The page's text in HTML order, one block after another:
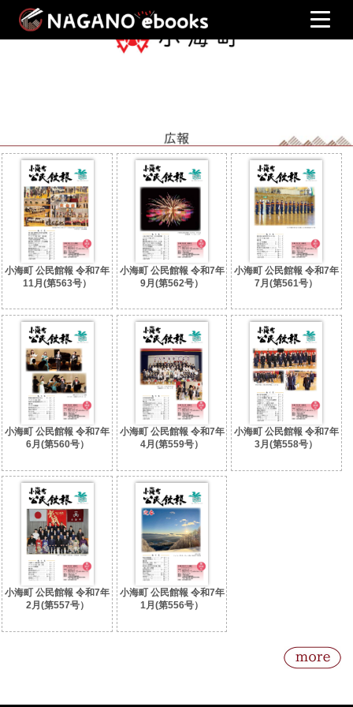
小海町 公民館報 令和7年
11月(第563号）
小海町 公民館報 令和7年
9月(第562号）
小海町 公民館報 令和7年
7月(第561号）
小海町 公民館報 令和7年
6月(第560号）
小海町 公民館報 令和7年
4月(第559号）
小海町 公民館報 令和7年
3月(第558号）
小海町 公民館報 令和7年
2月(第557号）
小海町 公民館報 令和7年
1月(第556号）